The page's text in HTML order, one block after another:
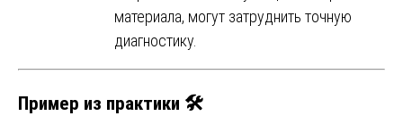
материала, могут затруднить точную
диагностику.
Пример из практики 🛠️